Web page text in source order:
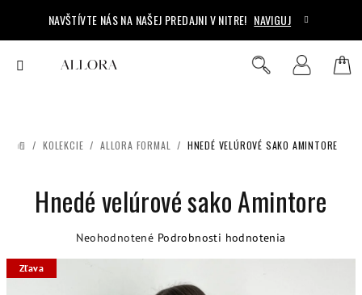
obsah
NAVŠTÍVTE NÁS NA NAŠEJ PREDAJNI V NITRE! NAVIGUJ
DOMOV
/ KOLEKCIE / ALLORA FORMAL / HNEDÉ VELÚROVÉ SAKO AMINTORE
Hnedé velúrové sako Amintore
Priemerné
Neohodnotené Podrobnosti hodnotenia
Zľava